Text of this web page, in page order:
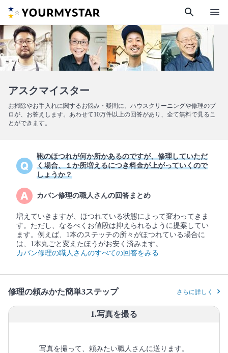
search menu
アスクマイスター
お掃除やお手入れに関するお悩み・疑問に、ハウスクリーニングや修理のプ
ロが、お答えします。あわせて10万件以上の回答があり、全て無料で見るこ
とができます。
鞄のほつれが何か所かあるのですが、修理していただ
く場合、１か所増えるにつき料金が上がっていくので
しょうか？
カバン修理の職人さんの回答まとめ
増えていきますが、ほつれている状態によって変わってきま
す。ただし、なるべくお値段は抑えられるように提案してい
ます。例えば、1本のステッチの所々がほつれている場合に
は、1本丸ごと変えたほうがお安く済みます。
カバン修理の職人さんのすべての回答をみる
修理の頼みかた簡単3ステップ さらに詳しく
1.写真を撮る
写真を撮って、頼みたい職人さんに送ります。